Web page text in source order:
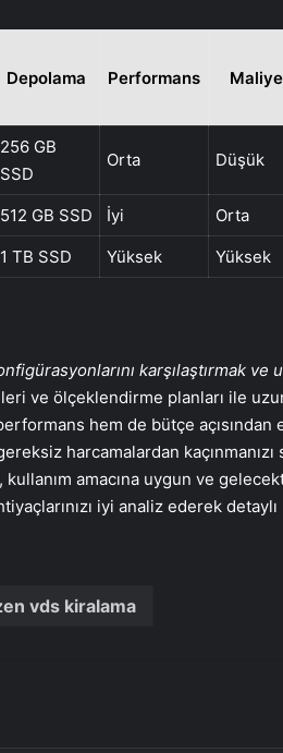
Depolama Performans
256 GB
SSD
Orta Düşük
512 GB SSD İyi
Orta
1 TB SSD Yüksek Yüksek
karşılaştırmak ve
ve ölçeklendirme planları ile
hem de bütçe açısından
harcamalardan kaçınmanızı
amacına uygun ve
iyi analiz ederek detaylı
vds kiralama